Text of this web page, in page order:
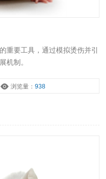
重要工具，通过模拟烫伤并引
机制。
浏览量：938